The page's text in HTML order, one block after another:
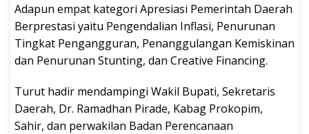
Adapun empat kategori Apresiasi Pemerintah Daerah
Berprestasi yaitu Pengendalian Inflasi, Penurunan
Tingkat Pengangguran, Penanggulangan Kemiskinan
dan Penurunan Stunting, dan Creative Financing.
Turut hadir mendampingi Wakil Bupati, Sekretaris
Daerah, Dr. Ramadhan Pirade, Kabag Prokopim,
Sahir, dan perwakilan Badan Perencanaan